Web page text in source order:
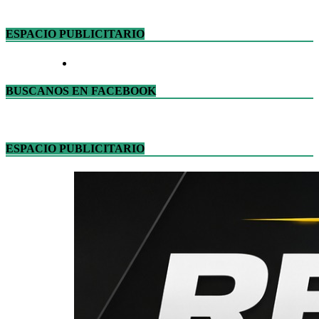
ESPACIO PUBLICITARIO
BUSCANOS EN FACEBOOK
ESPACIO PUBLICITARIO